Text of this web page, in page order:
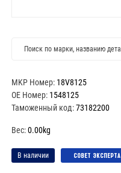
MKP Номер: 18V8125
OE Номер: 1548125
Таможенный код:73182200
Вес:0.00kg
В наличии CОВЕТ ЭКСПЕРТА